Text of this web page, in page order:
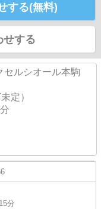
する(無料)
せする
セルシオール本駒
定）
分